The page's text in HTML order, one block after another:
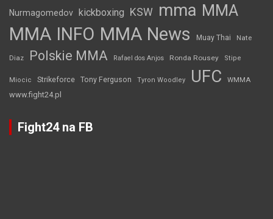
Nurmagomedov kickboxing KSW mma MMA
MMA INFO MMA News Muay Thai Nate
Diaz Polskie MMA Rafael dos Anjos Ronda Rousey Stipe
Miocic Strikeforce Tony Ferguson Tyron Woodley UFC WMMA
www.fight24.pl
Fight24 na FB